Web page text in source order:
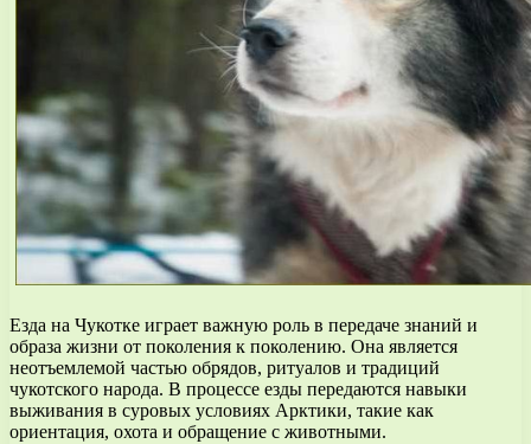
Езда на Чукотке играет важную роль в передаче знаний и
образа жизни от поколения к поколению. Она является
неотъемлемой частью обрядов, ритуалов и традиций
чукотского народа. В процессе езды передаются навыки
выживания в суровых условиях Арктики, такие как
ориентация, охота и обращение с животными.